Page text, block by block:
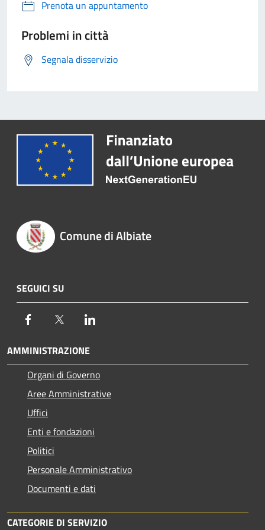
Prenota un appuntamento
Problemi in città
Segnala disservizio
Comune di Albiate
SEGUICI SU
Facebook Twitter
AMMINISTRAZIONE
Organi di Governo
Aree Amministrative
Uffici
Enti e fondazioni
Politici
Personale Amministrativo
Documenti e dati
CATEGORIE DI SERVIZIO